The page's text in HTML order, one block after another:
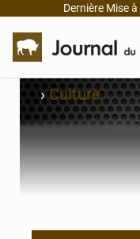
Dernière Mise
›Culture